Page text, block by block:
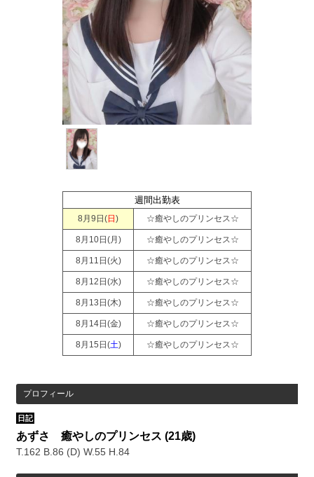
週間出勤表
8月9日(日) ☆癒やしのプリンセス☆
8月10日(月) ☆癒やしのプリンセス☆
8月11日(火) ☆癒やしのプリンセス☆
8月12日(水) ☆癒やしのプリンセス☆
8月13日(木) ☆癒やしのプリンセス☆
8月14日(金) ☆癒やしのプリンセス☆
8月15日(土) ☆癒やしのプリンセス☆
プロフィール
日記
あずさ 癒やしのプリンセス(21歳)
T.162 B.86 (D) W.55 H.84